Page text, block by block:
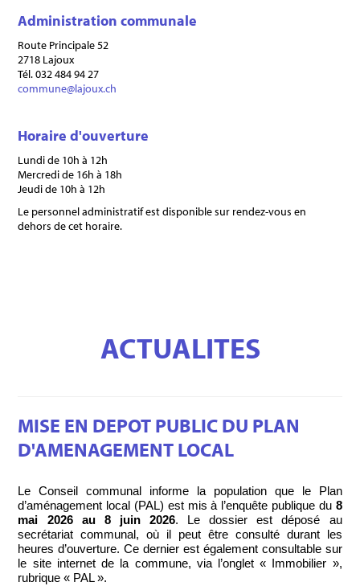
Administration communale
Route Principale 52
2718 Lajoux
Tél. 032 484 94 27
commune@lajoux.ch
Horaire d'ouverture
Lundi de 10h à 12h
Mercredi de 16h à 18h
Jeudi de 10h à 12h
Le personnel administratif est disponible sur rendez-vous en
dehors de cet horaire.
ACTUALITES
MISE EN DEPOT PUBLIC DU PLAN
D'AMENAGEMENT LOCAL
Le Conseil communal informe la population que le Plan
d’aménagement local (PAL) est mis à l’enquête publique du 8
mai 2026 au 8 juin 2026. Le dossier est déposé au
secrétariat communal, où il peut être consulté durant les
heures d’ouverture. Ce dernier est également consultable sur
le site internet de la commune, via l’onglet « Immobilier »,
rubrique « PAL ».